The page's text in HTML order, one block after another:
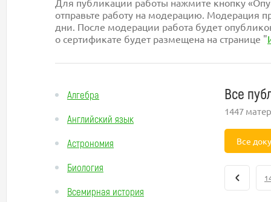
Для публикации работы нажмите кнопку
отправьте работу на модерацию. Модерация
дни. После модерации работа будет
о сертификате будет размещена на странице "
Алгебра
Английский язык
Астрономия
Биология
Всемирная история
Все
1447
Все